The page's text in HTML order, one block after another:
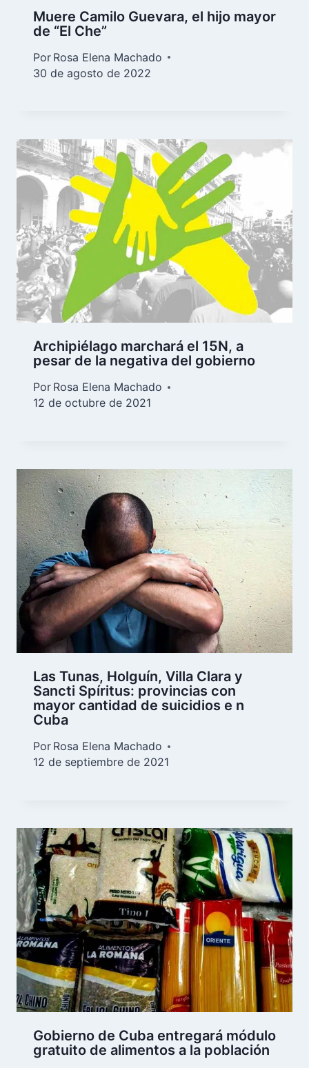
Muere Camilo Guevara, el hijo mayor
de “El Che”
Por Rosa Elena Machado
30 de agosto de 2022
Archipiélago marchará el 15N, a
pesar de la negativa del gobierno
Por Rosa Elena Machado
12 de octubre de 2021
Las Tunas, Holguín, Villa Clara y
Sancti Spíritus: provincias con
mayor cantidad de suicidios e n
Cuba
Por Rosa Elena Machado
12 de septiembre de 2021
Gobierno de Cuba entregará módulo
gratuito de alimentos a la población